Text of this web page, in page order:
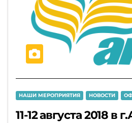
НАШИ МЕРОПРИЯТИЯ НОВОСТИ
11-12 августа 2018 в